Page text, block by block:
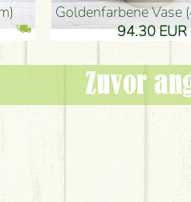
(50x29cm)
schwarze
Zuvor